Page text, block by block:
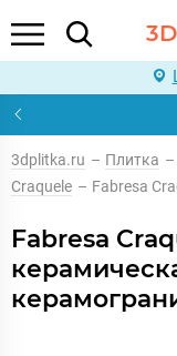
3D
3dplitka.ru – Плитка –
Craquele – Fabresa
Fabresa